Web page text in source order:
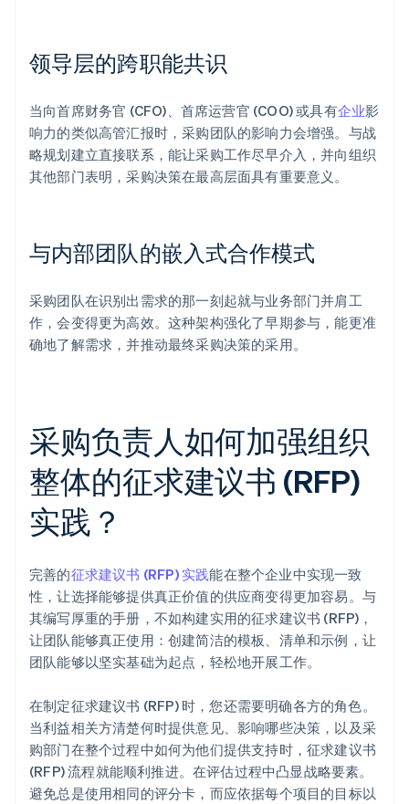
领导层的跨职能共识
当向首席财务官 (CFO)、首席运营官 (COO) 或具有企业影
响力的类似高管汇报时，采购团队的影响力会增强。与战
略规划建立直接联系，能让采购工作尽早介入，并向组织
其他部门表明，采购决策在最高层面具有重要意义。
与内部团队的嵌入式合作模式
采购团队在识别出需求的那一刻起就与业务部门并肩工
作，会变得更为高效。这种架构强化了早期参与，能更准
确地了解需求，并推动最终采购决策的采用。
采购负责人如何加强组织
整体的征求建议书 (RFP)
实践？
完善的征求建议书 (RFP) 实践能在整个企业中实现一致
性，让选择能够提供真正价值的供应商变得更加容易。与
其编写厚重的手册，不如构建实用的征求建议书 (RFP)，
让团队能够真正使用：创建简洁的模板、清单和示例，让
团队能够以坚实基础为起点，轻松地开展工作。
在制定征求建议书 (RFP) 时，您还需要明确各方的角色。
当利益相关方清楚何时提供意见、影响哪些决策，以及采
购部门在整个过程中如何为他们提供支持时，征求建议书
(RFP) 流程就能顺利推进。在评估过程中凸显战略要素。
避免总是使用相同的评分卡，而应依据每个项目的目标以